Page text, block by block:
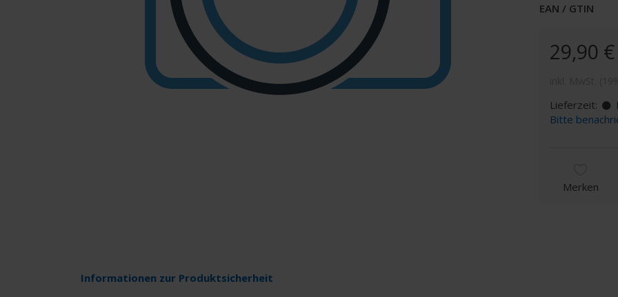
Informationen zur Produktsicherheit
EAN / GTIN
29,90 €
Lieferzeit:
Bitte
Merken